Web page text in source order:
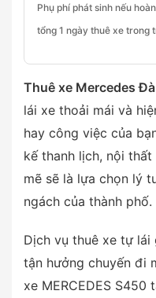
Phụ phí phát sinh nếu
tổng 1 ngày thuê xe trong
Thuê xe Mercedes
lái xe thoải mái và
hay công việc của
kế thanh lịch, nội
mẽ sẽ là lựa chọn lý
ngách của thành phố.
Dịch vụ thuê xe tự
tận hưởng chuyến đi
xe MERCEDES